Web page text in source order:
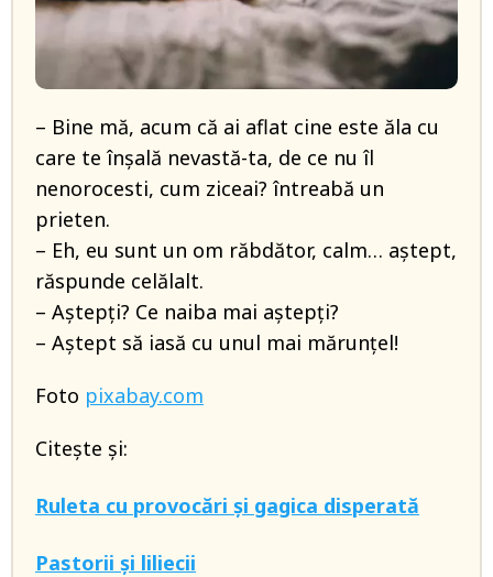
– Bine mă, acum că ai aflat cine este ăla cu
care te înșală nevastă-ta, de ce nu îl
nenorocesti, cum ziceai? întreabă un
prieten.
– Eh, eu sunt un om răbdător, calm… aştept,
răspunde celălalt.
– Aştepţi? Ce naiba mai aştepţi?
– Aştept să iasă cu unul mai mărunţel!
Foto pixabay.com
Citește și:
Ruleta cu provocări și gagica disperată
Pastorii și liliecii